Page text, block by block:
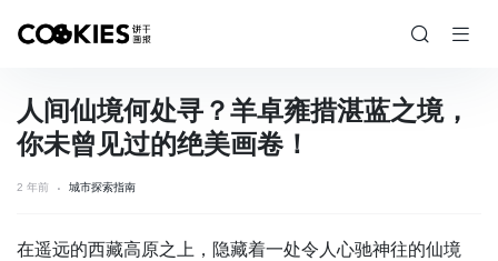
人间仙境何处寻？羊卓雍措湛蓝之境，
你未曾见过的绝美画卷！
2 年前 城市探索指南
在遥远的西藏高原之上，隐藏着一处令人心驰神往的仙境